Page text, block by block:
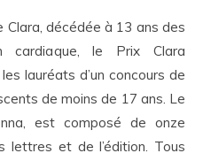
Clara, décédée à 13 ans des
cardiaque, le Prix Clara
lauréats d’un concours de
de moins de 17 ans. Le
est composé de onze
lettres et de l’édition. Tous